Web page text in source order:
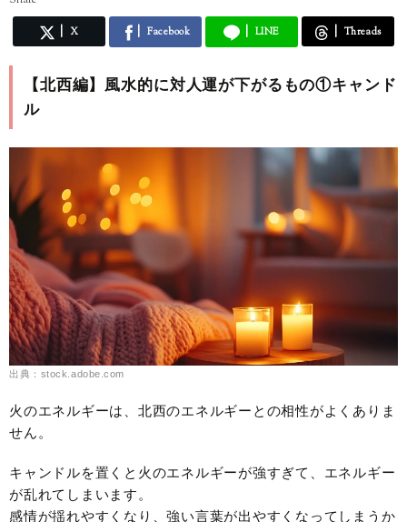
X Facebook LINE Threads
【北西編】風水的に対人運が下がるもの①キャンド
ル
出典：stock.adobe.com
火のエネルギーは、北西のエネルギーとの相性がよくありま
せん。
キャンドルを置くと火のエネルギーが強すぎて、エネルギー
が乱れてしまいます。
感情が揺れやすくなり、強い言葉が出やすくなってしまうか